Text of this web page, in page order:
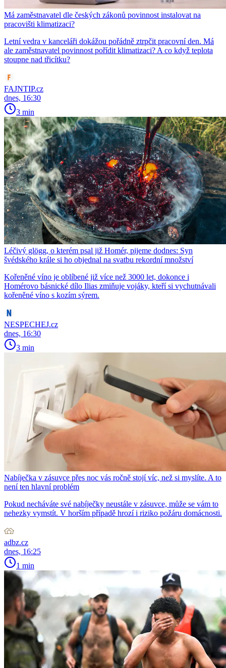
Má zaměstnavatel dle českých zákonů povinnost instalovat na
pracovišti klimatizaci?
Letní vedra v kanceláři dokážou pořádně ztrpčit pracovní den. Má
ale zaměstnavatel povinnost pořídit klimatizaci? A co když teplota
stoupne nad třicítku?
FAJNTIP.cz
dnes, 16:30
3 min
Léčivý glögg, o kterém psal již Homér, pijeme dodnes: Syn
švédského krále si ho objednal na svatbu rekordní množství
Kořeněné víno je oblíbené již více než 3000 let, dokonce i
Homérovo básnické dílo Ilias zmiňuje vojáky, kteří si vychutnávali
kořeněné víno s kozím sýrem.
NESPECHEJ.cz
dnes, 16:30
3 min
Nabíječka v zásuvce přes noc vás ročně stojí víc, než si myslíte. A to
není ten hlavní problém
Pokud necháváte své nabíječky neustále v zásuvce, může se vám to
nehezky vymstít. V horším případě hrozí i riziko požáru domácnosti.
adbz.cz
dnes, 16:25
1 min